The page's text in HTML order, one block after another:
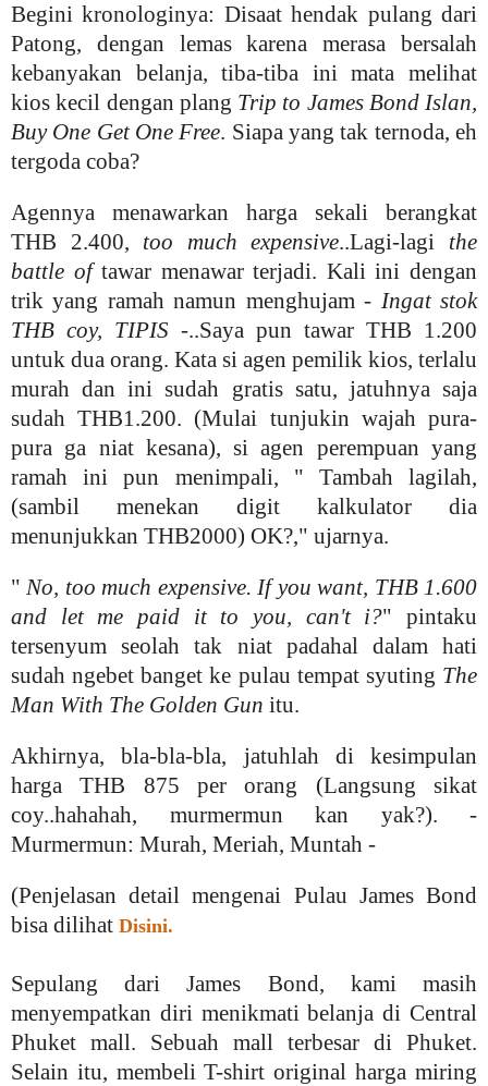
Begini kronologinya: Disaat hendak pulang dari
Patong, dengan lemas karena merasa bersalah
kebanyakan belanja, tiba-tiba ini mata melihat
kios kecil dengan plang Trip to James Bond Islan,
Buy One Get One Free. Siapa yang tak ternoda, eh
tergoda coba?
Agennya menawarkan harga sekali berangkat
THB 2.400, too much expensive..Lagi-lagi the
battle oftawar menawar terjadi. Kali ini dengan
trik yang ramah namun menghujam - Ingat stok
THB coy, TIPIS -..Saya pun tawar THB 1.200
untuk dua orang. Kata si agen pemilik kios, terlalu
murah dan ini sudah gratis satu, jatuhnya saja
sudah THB1.200. (Mulai tunjukin wajah pura-
pura ga niat kesana), si agen perempuan yang
ramah ini pun menimpali, " Tambah lagilah,
(sambil menekan digit kalkulator dia
menunjukkan THB2000) OK?," ujarnya.
" No, too much expensive. If you want, THB 1.600
and let me paid it to you, can't i?" pintaku
tersenyum seolah tak niat padahal dalam hati
sudah ngebet banget ke pulau tempat syuting The
Man With The Golden Gun itu.
Akhirnya, bla-bla-bla, jatuhlah di kesimpulan
harga THB 875 per orang (Langsung sikat
coy..hahahah, murmermun kan yak?). -
Murmermun: Murah, Meriah, Muntah -
(Penjelasan detail mengenai Pulau James Bond
bisa dilihat Disini.
Sepulang dari James Bond, kami masih
menyempatkan diri menikmati belanja di Central
Phuket mall. Sebuah mall terbesar di Phuket.
Selain itu, membeli T-shirt original harga miring